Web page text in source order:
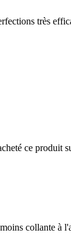
très
ce
collante à